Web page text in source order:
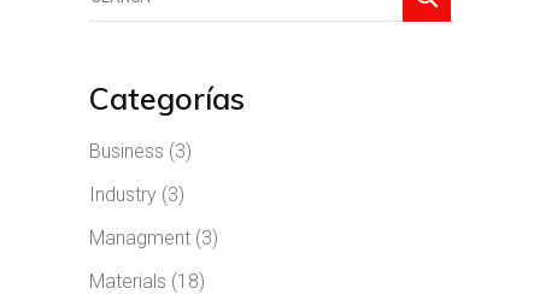
Categorías
Business (3)
Industry (3)
Managment (3)
Materials (18)